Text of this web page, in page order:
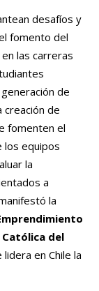
desafíos y
fomento del
las carreras
de
de
fomenten el
los equipos
la
a
la
Católica del
en Chile la